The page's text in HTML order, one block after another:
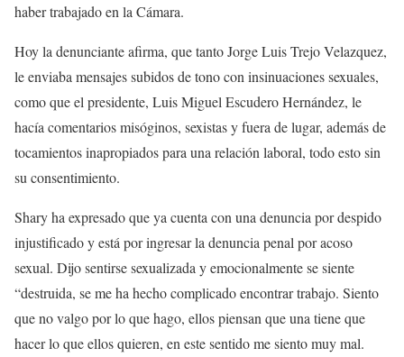
haber trabajado en la Cámara.
Hoy la denunciante afirma, que tanto Jorge Luis Trejo Velazquez,
le enviaba mensajes subidos de tono con insinuaciones sexuales,
como que el presidente, Luis Miguel Escudero Hernández, le
hacía comentarios misóginos, sexistas y fuera de lugar, además de
tocamientos inapropiados para una relación laboral, todo esto sin
su consentimiento.
Shary ha expresado que ya cuenta con una denuncia por despido
injustificado y está por ingresar la denuncia penal por acoso
sexual. Dijo sentirse sexualizada y emocionalmente se siente
“destruida, se me ha hecho complicado encontrar trabajo. Siento
que no valgo por lo que hago, ellos piensan que una tiene que
hacer lo que ellos quieren, en este sentido me siento muy mal.